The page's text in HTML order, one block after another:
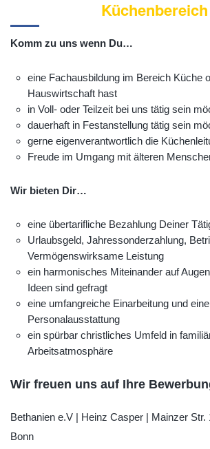
Küchenbereich
Komm zu uns wenn Du…
eine Fachausbildung im Bereich Küche
Hauswirtschaft hast
in Voll- oder Teilzeit bei uns tätig sein
dauerhaft in Festanstellung tätig sein
gerne eigenverantwortlich die
Freude im Umgang mit älteren
Wir bieten Dir…
eine übertarifliche Bezahlung Deiner
Urlaubsgeld, Jahressonderzahlung,
Vermögenswirksame Leistung
ein harmonisches Miteinander auf
Ideen sind gefragt
eine umfangreiche Einarbeitung und
Personalausstattung
ein spürbar christliches Umfeld in
Arbeitsatmosphäre
Wir freuen uns auf Ihre
Bethanien e.V | Heinz Casper | Mainzer Str.
Bonn